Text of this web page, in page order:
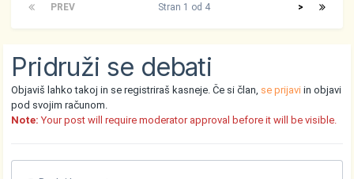
PREV >
Stran 1 od 4
Pridruži se debati
Objaviš lahko takoj in se registriraš kasneje. Če si član, se prijavi in objavi
pod svojim računom.
Note: Your post will require moderator approval before it will be visible.